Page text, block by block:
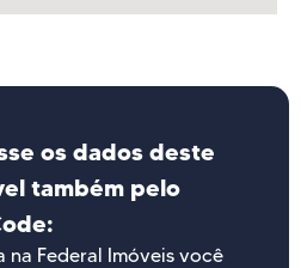
os dados deste
também pelo
na Federal Imóveis você